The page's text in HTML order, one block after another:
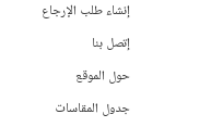
إنشاء طلب الإرجاع
إتصل بنا
حول الموقع
جدول المقاسات